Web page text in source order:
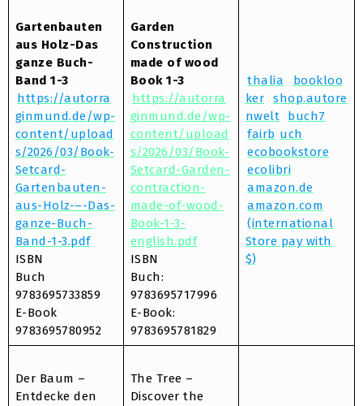
Gartenbauten
aus Holz-Das
ganze Buch-
Band 1-3
https://autorra
ginmund.de/wp-
content/upload
s/2026/03/Book-
Setcard-
Gartenbauten-
aus-Holz-–-Das-
ganze-Buch-
Band-1-3.pdf
ISBN
Buch
9783695733859
E-Book
9783695780952
Garden
Construction
made of wood
Book 1-3
https://autorra
ginmund.de/wp-
content/upload
s/2026/03/Book-
Setcard-Garden-
contraction-
made-of-wood-
Book-1-3-
english.pdf
ISBN
Buch:
9783695717996
E-Book:
9783695781829
thalia
bookloo
ker
shop.autore
nwelt
buch7
fairb uch
ecobookstore
ecolibri
amazon.de
amazon.com
(international
Store pay with
$)
Der Baum –
Entdecke den
The Tree –
Discover the